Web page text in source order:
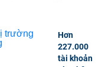
Hơn
227.000
tài khoản